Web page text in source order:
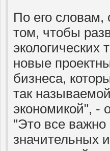
По его словам,
том, чтобы
экологических
новые
бизнеса,
так
экономикой", -
"Это все важно
значительных